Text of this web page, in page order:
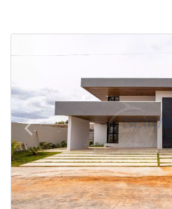
arrow_back_iosPrevious